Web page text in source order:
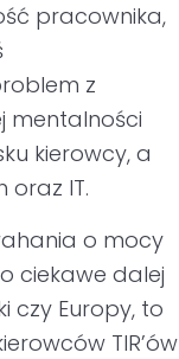
pracownika,
z
mentalności
kierowcy, a
oraz IT.
o mocy
ciekawe dalej
czy Europy, to
TIR’ów